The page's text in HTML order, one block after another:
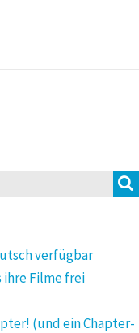
verfügbar
Filme frei
(und ein Chapter-